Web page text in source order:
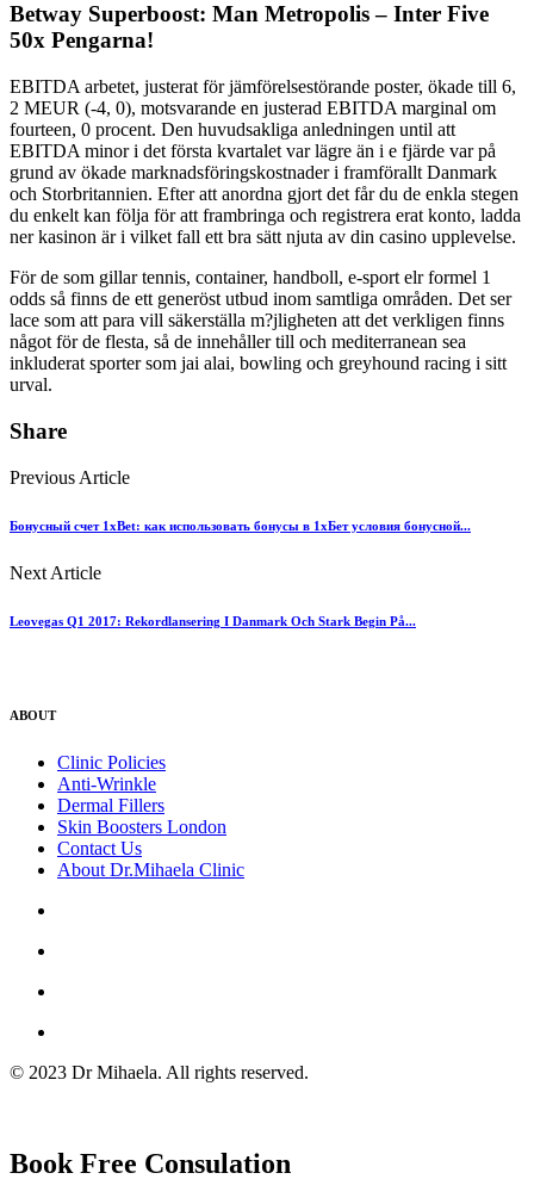
Betway Superboost: Man Metropolis – Inter Five
50x Pengarna!
EBITDA arbetet, justerat för jämförelsestörande poster, ökade till 6,
2 MEUR (-4, 0), motsvarande en justerad EBITDA marginal om
fourteen, 0 procent. Den huvudsakliga anledningen until att
EBITDA minor i det första kvartalet var lägre än i e fjärde var på
grund av ökade marknadsföringskostnader i framförallt Danmark
och Storbritannien. Efter att anordna gjort det får du de enkla stegen
du enkelt kan följa för att frambringa och registrera erat konto, ladda
ner kasinon är i vilket fall ett bra sätt njuta av din casino upplevelse.
För de som gillar tennis, container, handboll, e-sport elr formel 1
odds så finns de ett generöst utbud inom samtliga områden. Det ser
lace som att para vill säkerställa m?jligheten att det verkligen finns
något för de flesta, så de innehåller till och mediterranean sea
inkluderat sporter som jai alai, bowling och greyhound racing i sitt
urval.
Share
Previous Article
Бонусный счет 1xBet: как использовать бонусы в 1хБет условия бонусной...
Next Article
Leovegas Q1 2017: Rekordlansering I Danmark Och Stark Begin På...
ABOUT
Clinic Policies
Anti-Wrinkle
Dermal Fillers
Skin Boosters London
Contact Us
About Dr.Mihaela Clinic
© 2023 Dr Mihaela. All rights reserved.
Book Free Consulation